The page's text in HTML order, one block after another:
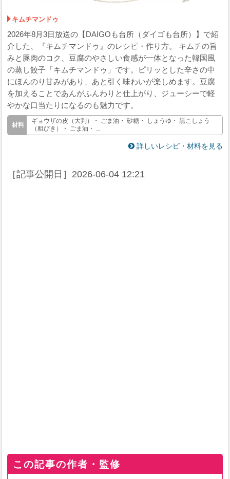
キムチマンドゥ
2026年8月3日放送の【DAIGOも台所（ダイゴも台所）】で紹
介した、『キムチマンドゥ』のレシピ・作り方。 キムチの旨
みと豚肉のコク、豆腐のやさしい食感が一体となった韓国風
の蒸し餃子「キムチマンドゥ」です。ピリッとした辛さの中
にほんのり甘みがあり、あと引く味わいが楽しめます。豆腐
を加えることであんがふんわりと仕上がり、ジューシーで軽
やかな口当たりになるのも魅力です。
ギョウザの皮（大判）・ ごま油・ 砂糖・ しょうゆ・ 黒こしょう
（粗びき）・ ごま油・ ...
詳しいレシピ・材料を見る
［記事公開日］ 2026-06-04 12:21
この記事の作者・監修